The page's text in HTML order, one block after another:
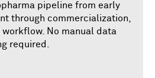
pipeline from early
through commercialization,
No manual data
required.